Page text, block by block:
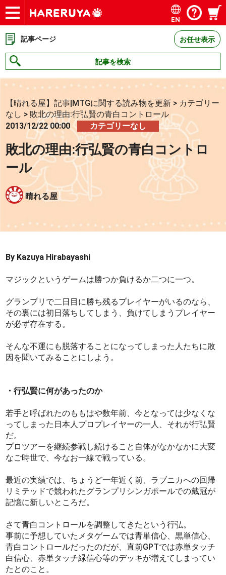
ショップ
買取
記事
デッキ検索
デッキ構築
選手一覧
店舗一覧
イベント
お問い合わせ
EN
記事ページ お任せ表示
記事を検索
【晴れる屋】記事|MTGに関する読み物を更新 > カテゴリー
なし > 敗北の理由:行弘賢の青白コントロール
2013/12/22 00:00
カテゴリーなし
敗北の理由:行弘賢の青白コントロ
ール
晴れる屋
By Kazuya Hirabayashi
マジックというゲームは勝つか負けるか二つに一つ。
グランプリで二日目に勝ち残るプレイヤーがいるのなら、
その裏には初日落ちしてしまう、負けてしまうプレイヤー
が必ず存在する。
そんな不運にも脱落することになってしまった人たちに敗
因を聞いてみることにしよう。
・行弘賢に何があったのか
若手と呼ばれたのももはや数年前、今となっては少なくな
ってしまった日本人プロプレイヤーの一人、それが行弘賢
だ。
プロツアーを継続参戦し続けること自体がなかなかに大変
なご時世で、今なお一線で戦っている。
最近の実績では、ちょうど一年近く前、ラブニカへの回帰
リミテッドで競われたグランプリシンガポールでの戴冠が
記憶に新しいところだ。
さて青白コントロールを調整してきたという行弘。
事前に予想していたメタゲームでは青単信心、黒単信心、
青白コントロールだったのだが、直前GPTでは赤単タッチ
白信心、赤単タッチ緑信心等のデッキが増えてしまってい
たとのこと。